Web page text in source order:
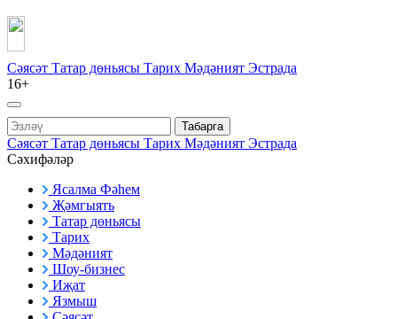
Сәясәт Татар дөньясы Тарих Мәдәният Эстрада
16+
Табарга
Сәясәт Татар дөньясы Тарих Мәдәният Эстрада
Сәхифәләр
Ясалма Фәһем
Җәмгыять
Татар дөньясы
Тарих
Мәдәният
Шоу-бизнес
Иҗат
Язмыш